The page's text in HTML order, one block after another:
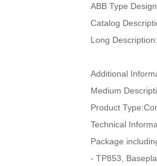
ABB Type
Catalog
Long
Additional
Medium
Product
Technical
Package
- TP853,